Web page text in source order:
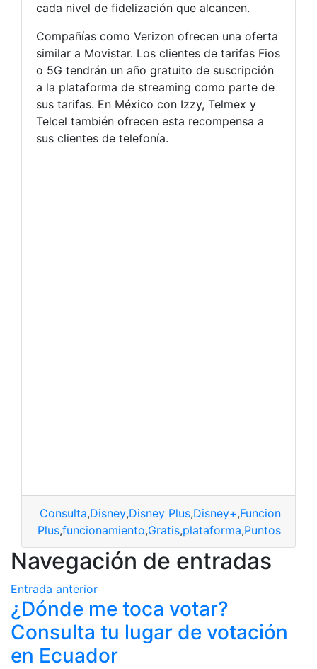
cada nivel de fidelización que alcancen.
Compañías como Verizon ofrecen una oferta
similar a Movistar. Los clientes de tarifas Fios
o 5G tendrán un año gratuito de suscripción
a la plataforma de streaming como parte de
sus tarifas. En México con Izzy, Telmex y
Telcel también ofrecen esta recompensa a
sus clientes de telefonía.
Consulta,Disney,Disney Plus,Disney+,
Plus,funcionamiento,Gratis,plataforma,Puntos
Navegación de entradas
Entrada anterior
¿Dónde me toca votar?
Consulta tu lugar de votación
en Ecuador